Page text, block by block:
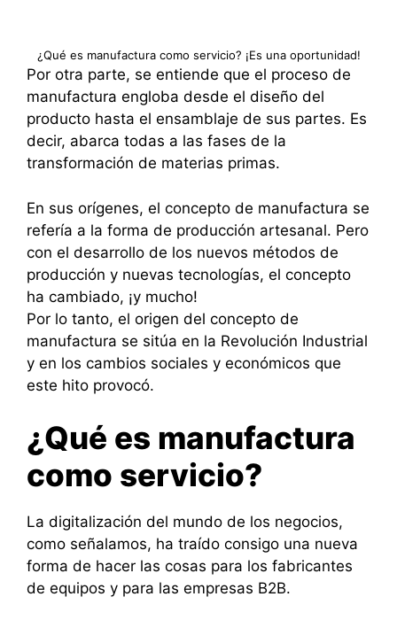
¿Qué es manufactura como servicio? ¡Es una oportunidad!
Por otra parte, se entiende que el proceso de
manufactura engloba desde el diseño del
producto hasta el ensamblaje de sus partes. Es
decir, abarca todas a las fases de la
transformación de materias primas.
En sus orígenes, el concepto de manufactura se
refería a la forma de producción artesanal. Pero
con el desarrollo de los nuevos métodos de
producción y nuevas tecnologías, el concepto
ha cambiado, ¡y mucho!
Por lo tanto, el origen del concepto de
manufactura se sitúa en la Revolución Industrial
y en los cambios sociales y económicos que
este hito provocó.
¿Qué es manufactura
como servicio?
La digitalización del mundo de los negocios,
como señalamos, ha traído consigo una nueva
forma de hacer las cosas para los fabricantes
de equipos y para las empresas B2B.